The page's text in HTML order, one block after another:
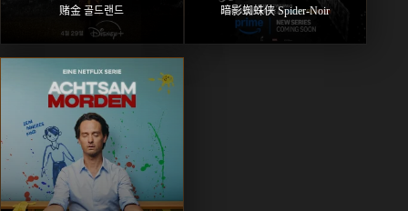
赌金 골드랜드 暗影蜘蛛侠 Spider-Noir